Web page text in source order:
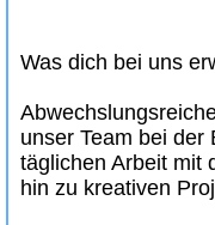
Was dich bei uns
unser Team bei der
täglichen Arbeit mit
hin zu kreativen